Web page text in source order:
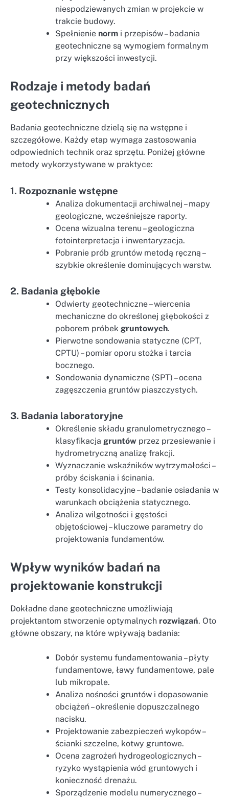
niespodziewanych zmian w projekcie w
trakcie budowy.
Spełnienie norm i przepisów – badania
geotechniczne są wymogiem formalnym
przy większości inwestycji.
Rodzaje i metody badań
geotechnicznych
Badania geotechniczne dzielą się na wstępne i
szczegółowe. Każdy etap wymaga zastosowania
odpowiednich technik oraz sprzętu. Poniżej główne
metody wykorzystywane w praktyce:
1. Rozpoznanie wstępne
Analiza dokumentacji archiwalnej – mapy
geologiczne, wcześniejsze raporty.
Ocena wizualna terenu – geologiczna
fotointerpretacja i inwentaryzacja.
Pobranie prób gruntów metodą ręczną –
szybkie określenie dominujących warstw.
2. Badania głębokie
Odwierty geotechniczne – wiercenia
mechaniczne do określonej głębokości z
poborem próbek gruntowych.
Pierwotne sondowania statyczne (CPT,
CPTU) – pomiar oporu stożka i tarcia
bocznego.
Sondowania dynamiczne (SPT) – ocena
zagęszczenia gruntów piaszczystych.
3. Badania laboratoryjne
Określenie składu granulometrycznego –
klasyfikacja gruntów przez przesiewanie i
hydrometryczną analizę frakcji.
Wyznaczanie wskaźników wytrzymałości –
próby ściskania i ścinania.
Testy konsolidacyjne – badanie osiadania w
warunkach obciążenia statycznego.
Analiza wilgotności i gęstości
objętościowej – kluczowe parametry do
projektowania fundamentów.
Wpływ wyników badań na
projektowanie konstrukcji
Dokładne dane geotechniczne umożliwiają
projektantom stworzenie optymalnych rozwiązań. Oto
główne obszary, na które wpływają badania:
Dobór systemu fundamentowania – płyty
fundamentowe, ławy fundamentowe, pale
lub mikropale.
Analiza nośności gruntów i dopasowanie
obciążeń – określenie dopuszczalnego
nacisku.
Projektowanie zabezpieczeń wykopów –
ścianki szczelne, kotwy gruntowe.
Ocena zagrożeń hydrogeologicznych –
ryzyko wystąpienia wód gruntowych i
konieczność drenażu.
Sporządzenie modelu numerycznego –